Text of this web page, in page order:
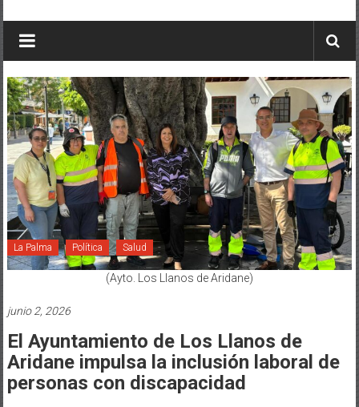
La Palma Política Salud
(Ayto. Los Llanos de Aridane)
junio 2, 2026
El Ayuntamiento de Los Llanos de
Aridane impulsa la inclusión laboral de
personas con discapacidad